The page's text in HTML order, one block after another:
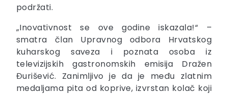
podržati.
„Inovativnost se ove godine iskazala!“ –
smatra član Upravnog odbora Hrvatskog
kuharskog saveza i poznata osoba iz
televizijskih gastronomskih emisija Dražen
Đurišević. Zanimljivo je da je među zlatnim
medaljama pita od koprive, izvrstan kolač koji